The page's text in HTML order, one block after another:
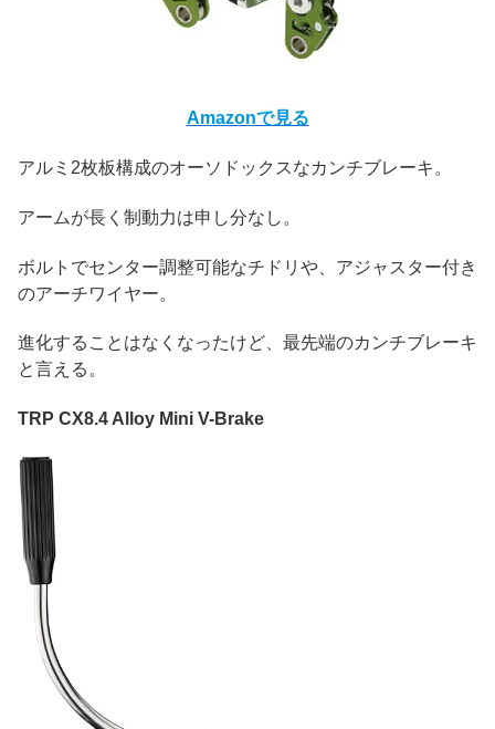
Amazonで見る
アルミ2枚板構成のオーソドックスなカンチブレーキ。
アームが長く制動力は申し分なし。
ボルトでセンター調整可能なチドリや、アジャスター付き
のアーチワイヤー。
進化することはなくなったけど、最先端のカンチブレーキ
と言える。
TRP CX8.4 Alloy Mini V-Brake